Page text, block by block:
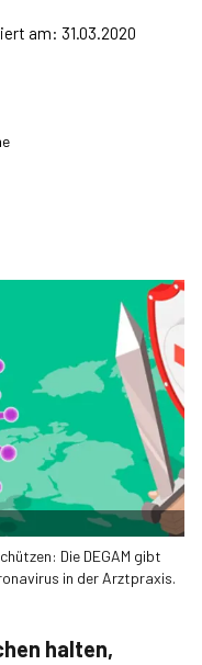
am: 31.03.2020
Die DEGAM gibt
in der Arztpraxis.
halten,